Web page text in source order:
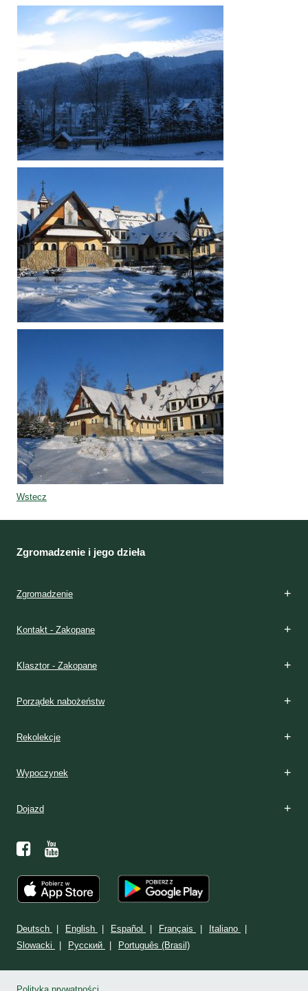
Wstecz
Zgromadzenie i jego dzieła
Zgromadzenie
Kontakt - Zakopane
Klasztor - Zakopane
Porządek nabożeństw
Rekolekcje
Wypoczynek
Dojazd
Deutsch English Español Français
Italiano
Slowacki
Ρусский Português (Brasil)